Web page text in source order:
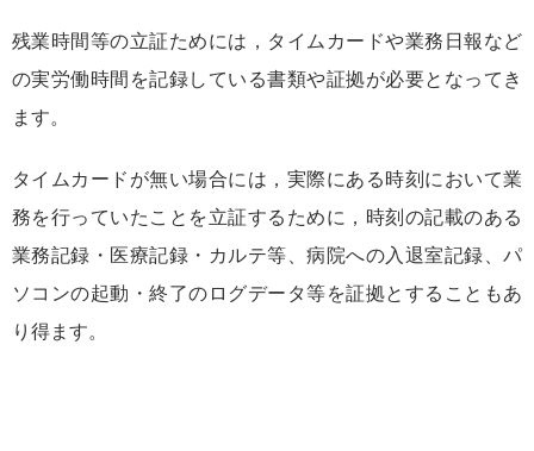
残業時間等の立証ためには，タイムカードや業務日報など
の実労働時間を記録している書類や証拠が必要となってき
ます。
タイムカードが無い場合には，実際にある時刻において業
務を行っていたことを立証するために，時刻の記載のある
業務記録・医療記録・カルテ等、病院への入退室記録、パ
ソコンの起動・終了のログデータ等を証拠とすることもあ
り得ます。